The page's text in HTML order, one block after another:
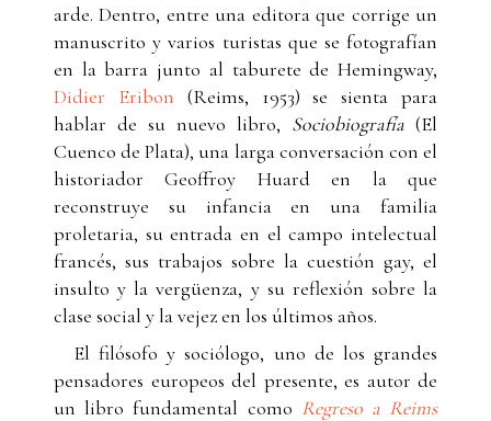
arde. Dentro, entre una editora que corrige un
manuscrito y varios turistas que se fotografían
en la barra junto al taburete de Hemingway,
Didier Eribon (Reims, 1953) se sienta para
hablar de su nuevo libro, Sociobiografía (El
Cuenco de Plata), una larga conversación con el
historiador Geoffroy Huard en la que
reconstruye su infancia en una familia
proletaria, su entrada en el campo intelectual
francés, sus trabajos sobre la cuestión gay, el
insulto y la vergüenza, y su reflexión sobre la
clase social y la vejez en los últimos años.
El filósofo y sociólogo, uno de los grandes
pensadores europeos del presente, es autor de
un libro fundamental como Regreso a Reims